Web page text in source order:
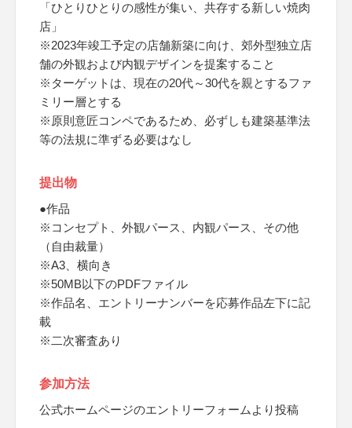
「ひとりひとりの感性が集い、共存する新しい焼肉
店」
※2023年竣工予定の店舗新築に向け、郊外型独立店
舗の外観および内観デザインを提案すること
※ターゲットは、現在の20代～30代を親とするファ
ミリー層とする
※原則意匠コンペであるため、必ずしも建築基準法
等の法規に準ずる必要はなし
提出物
●作品
※コンセプト、外観パース、内観パース、その他
（自由裁量）
※A3、横向き
※50MB以下のPDFファイル
※作品名、エントリーナンバーを応募作品左下に記
載
※二次審査あり
参加方法
公式ホームページのエントリーフォームより投稿